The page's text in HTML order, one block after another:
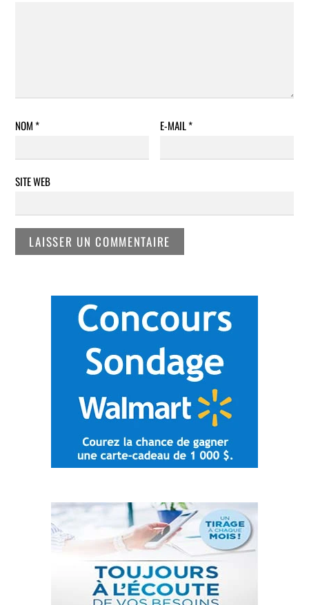
NOM* E-MAIL*
SITE WEB